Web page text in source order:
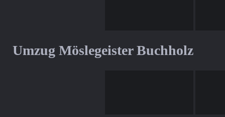
Umzug Möslegeister Buchholz